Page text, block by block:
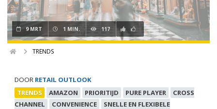
9 MRT 1 MIN. 117
TRENDS
DOOR RETAIL OUTLOOK
TRENDS
AMAZON PRIORITIJD PURE PLAYER
CROSS
CHANNEL
CONVENIENCE
SNELLE EN FLEXIBELE